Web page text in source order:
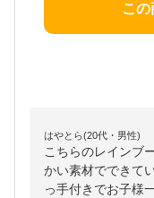
この
はやとら(20代・男性)
こちらのレインブ
かい素材でできて
っ手付きでお子様